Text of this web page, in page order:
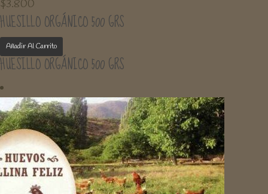
$3.800
HUESILLO ORGÁNICO 500 GRS
Añadir Al Carrito
HUESILLO ORGÁNICO 500 GRS